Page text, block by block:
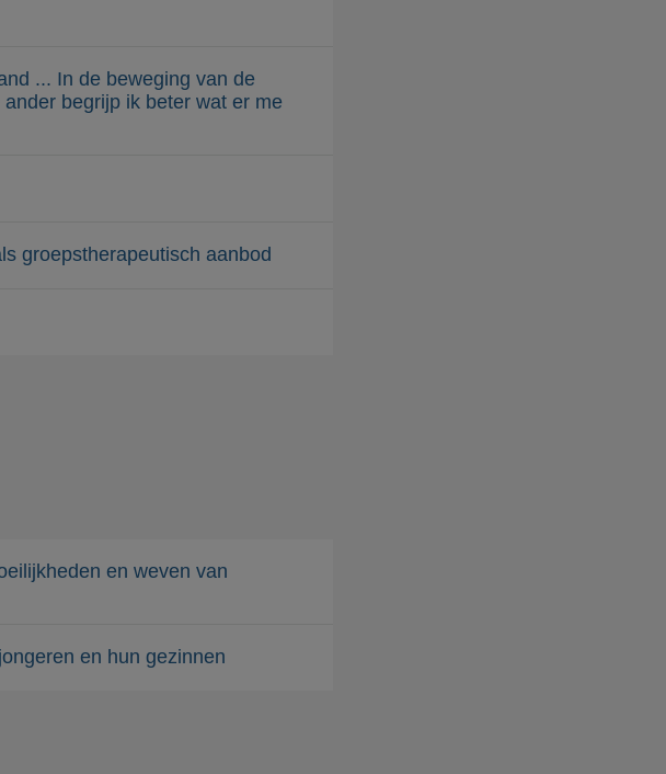
... In de beweging van de
begrijp ik beter wat er me
groepstherapeutisch aanbod
en weven van
en hun gezinnen